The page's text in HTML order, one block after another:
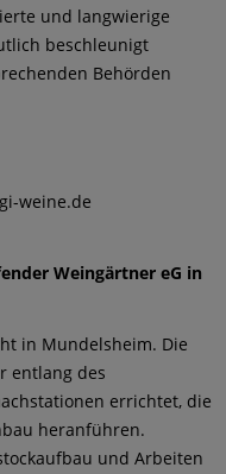
und langwierige
beschleunigt
Behörden
weine.de
Weingärtner eG in
in Mundelsheim. Die
entlang des
errichtet, die
heranführen.
und Arbeiten